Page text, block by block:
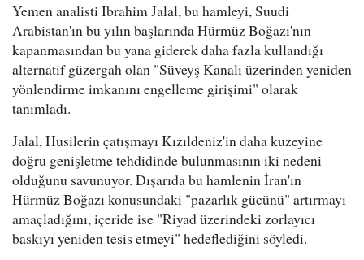
Yemen analisti Ibrahim Jalal, bu hamleyi, Suudi
Arabistan'ın bu yılın başlarında Hürmüz Boğazı'nın
kapanmasından bu yana giderek daha fazla kullandığı
alternatif güzergah olan "Süveyş Kanalı üzerinden yeniden
yönlendirme imkanını engelleme girişimi" olarak
tanımladı.
Jalal, Husilerin çatışmayı Kızıldeniz'in daha kuzeyine
doğru genişletme tehdidinde bulunmasının iki nedeni
olduğunu savunuyor. Dışarıda bu hamlenin İran'ın
Hürmüz Boğazı konusundaki "pazarlık gücünü" artırmayı
amaçladığını, içeride ise "Riyad üzerindeki zorlayıcı
baskıyı yeniden tesis etmeyi" hedeflediğini söyledi.